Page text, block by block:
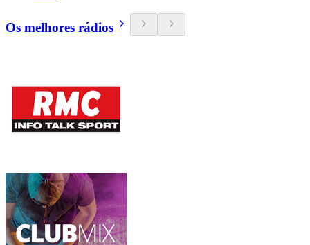
Os melhores rádios